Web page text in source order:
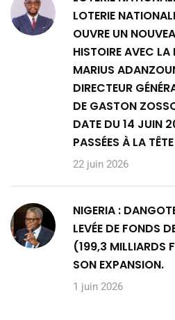
LOTERIE
OUVRE UN
HISTOIRE AVEC
MARIUS
DIRECTEUR
DE GASTON
DATE DU 14 JUIN
PASSÉES À LA
22 juin 2026
NIGERIA :
LEVÉE DE FONDS
(199,3 MILLIARDS
SON EXPANSION.
1 juin 2026